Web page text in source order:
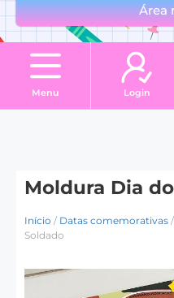
Área
Menu Login
Moldura Dia
Início / Datas comemorativas /
Soldado